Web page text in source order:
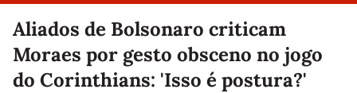
Aliados de Bolsonaro criticam
Moraes por gesto obsceno no jogo
do Corinthians: 'Isso é postura?'